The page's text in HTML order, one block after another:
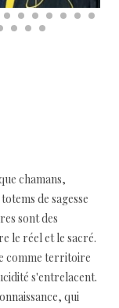
chamans,
de sagesse
sont des
le réel et le sacré.
comme territoire
s'entrelacent.
qui